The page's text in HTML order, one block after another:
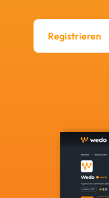
Registrieren